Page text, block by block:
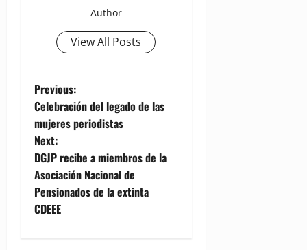
Author
View All Posts
P
o
s
t
n
Previous:
Celebración del legado de las
mujeres periodistas
Next:
DGJP recibe a miembros de la
Asociación Nacional de
Pensionados de la extinta
CDEEE